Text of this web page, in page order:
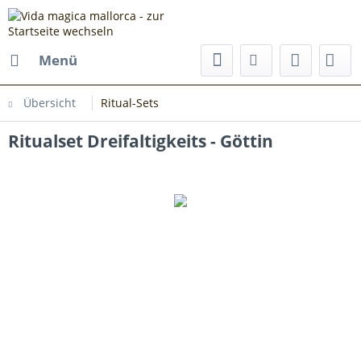
Menü
Übersicht Ritual-Sets
Ritualset Dreifaltigkeits - Göttin